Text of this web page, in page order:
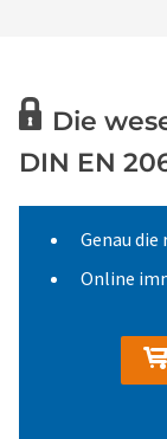
Die
DIN EN
Genau
Online